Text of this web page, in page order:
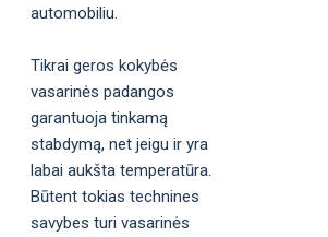
automobiliu.
Tikrai geros kokybės
vasarinės padangos
garantuoja tinkamą
stabdymą, net jeigu ir yra
labai aukšta temperatūra.
Būtent tokias technines
savybes turi vasarinės